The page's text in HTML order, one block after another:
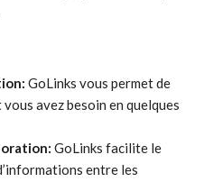
GoLinks vous permet de
avez besoin en quelques
GoLinks facilite le
entre les